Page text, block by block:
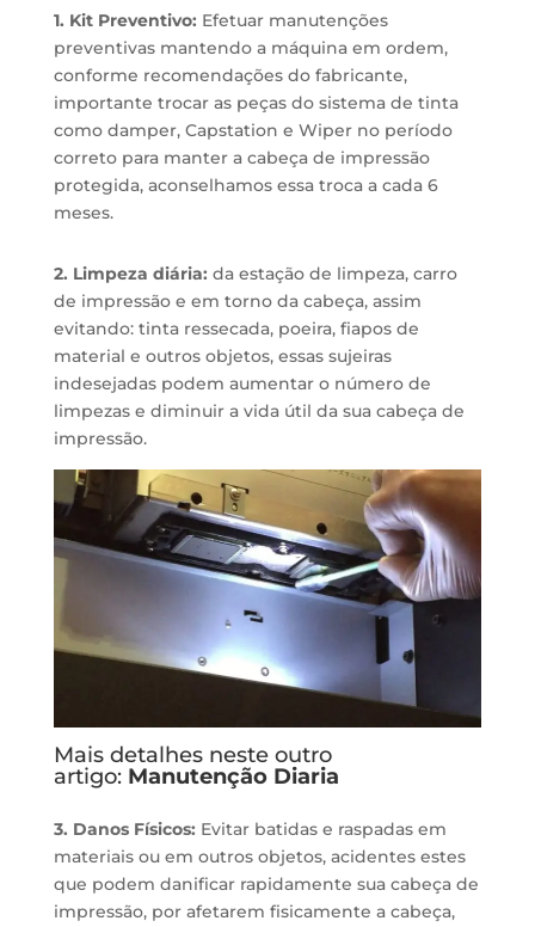
1. Kit Preventivo: Efetuar manutenções
preventivas mantendo a máquina em ordem,
conforme recomendações do fabricante,
importante trocar as peças do sistema de tinta
como damper, Capstation e Wiper no período
correto para manter a cabeça de impressão
protegida, aconselhamos essa troca a cada 6
meses.
2. Limpeza diária: da estação de limpeza, carro
de impressão e em torno da cabeça, assim
evitando: tinta ressecada, poeira, fiapos de
material e outros objetos, essas sujeiras
indesejadas podem aumentar o número de
limpezas e diminuir a vida útil da sua cabeça de
impressão.
Mais detalhes neste outro
artigo: Manutenção Diaria
3. Danos Físicos: Evitar batidas e raspadas em
materiais ou em outros objetos, acidentes estes
que podem danificar rapidamente sua cabeça de
impressão, por afetarem fisicamente a cabeça,